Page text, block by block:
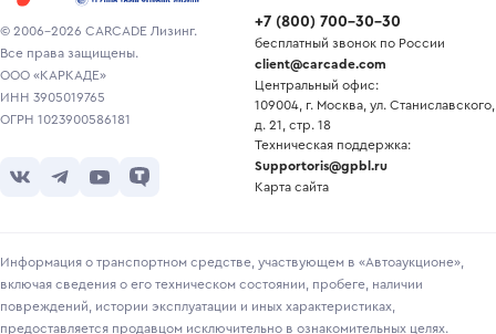
© 2006-2026 CARCADE Лизинг.
Все права защищены.
ООО «КАРКАДЕ»
ИНН 3905019765
ОГРН 1023900586181
+7 (800) 700-30-30
бесплатный звонок по России
client@carcade.com
Центральный офис:
109004, г. Москва, ул. Станиславского,
д. 21, стр. 18
Техническая поддержка:
Supportoris@gpbl.ru
Карта сайта
Информация о транспортном средстве, участвующем в «Автоаукционе»,
включая сведения о его техническом состоянии, пробеге, наличии
повреждений, истории эксплуатации и иных характеристиках,
предоставляется продавцом исключительно в ознакомительных целях.